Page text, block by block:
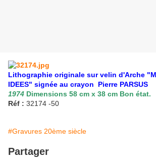
Lithographie originale sur velin d'Arche
IDEES" signée au crayon Pierre PARSUS
1974 Dimensions 58 cm x 38 cm Bon état.
Réf : 32174 -50
#Gravures 20ème siècle
Partager